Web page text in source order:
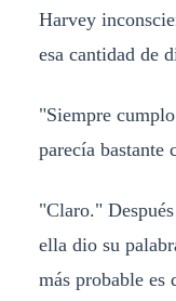
Harvey
esa cantidad de
"Siempre
parecía bastante
"Claro."
ella dio su
más probable es